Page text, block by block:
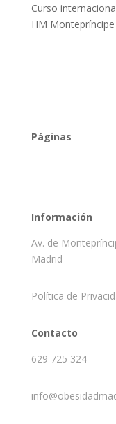
Curso
HM Montepríncipe
Páginas
Información
Av. de
Madrid
Política de
Contacto
629 725 324